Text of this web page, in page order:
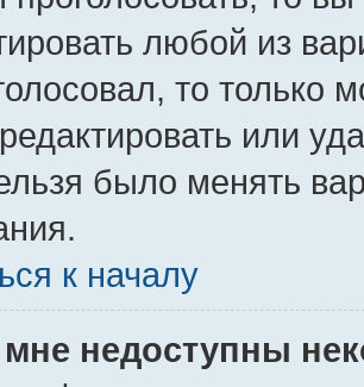
любой из
то только
или
было менять
к началу
недоступны